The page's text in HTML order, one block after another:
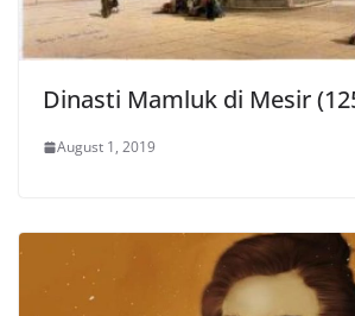
Dinasti Mamluk di Mesir
August 1, 2019